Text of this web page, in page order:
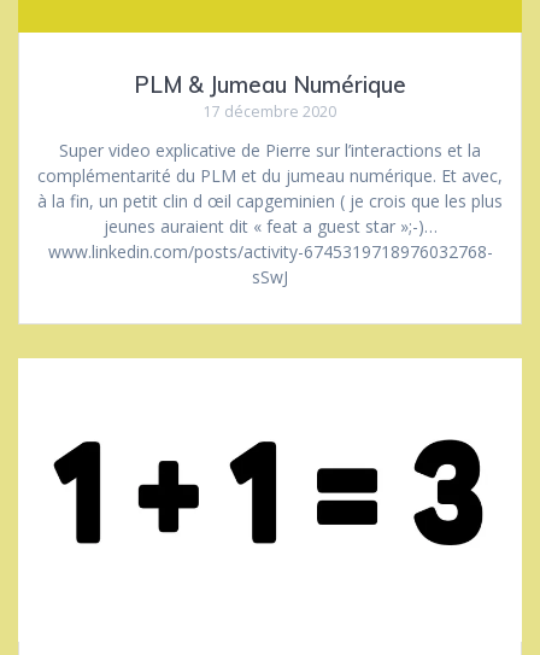
PLM & Jumeau Numérique
17 décembre 2020
Super video explicative de Pierre sur l’interactions et la
complémentarité du PLM et du jumeau numérique. Et avec,
à la fin, un petit clin d œil capgeminien ( je crois que les plus
jeunes auraient dit « feat a guest star »;-)…
www.linkedin.com/posts/activity-6745319718976032768-
sSwJ